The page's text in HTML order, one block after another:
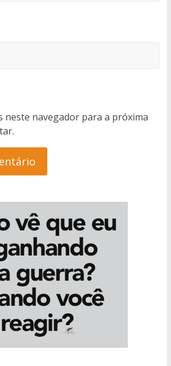
neste navegador para a próxima